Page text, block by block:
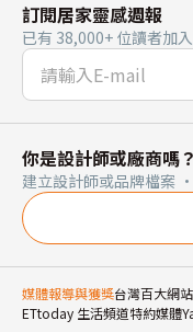
訂閱居家靈感週報
已有 38,000+ 位讀者加入
你是設計師或廠商嗎？
建立設計師或品牌檔案
媒體報導與獲獎台灣百大網站
ETtoday 生活頻道特約媒體